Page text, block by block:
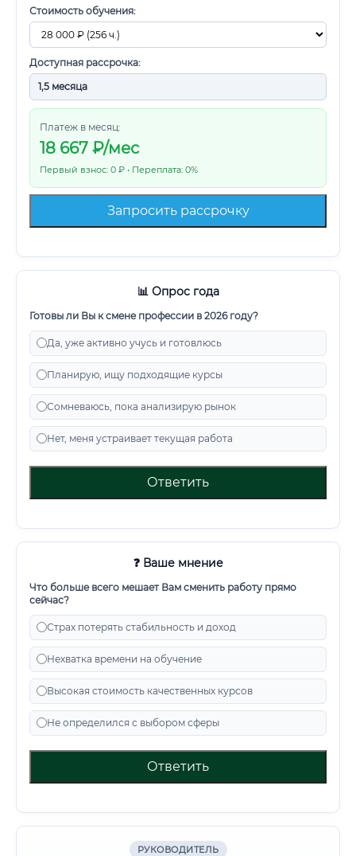
Стоимость обучения:
Доступная рассрочка:
Платеж в месяц:
18 667 ₽/мес
Первый взнос: 0 ₽ • Переплата: 0%
Запросить рассрочку
📊 Опрос года
Готовы ли Вы к смене профессии в 2026 году?
Да, уже активно учусь и готовлюсь
Планирую, ищу подходящие курсы
Сомневаюсь, пока анализирую рынок
Нет, меня устраивает текущая работа
Ответить
❓ Ваше мнение
Что больше всего мешает Вам сменить работу прямо
сейчас?
Страх потерять стабильность и доход
Нехватка времени на обучение
Высокая стоимость качественных курсов
Не определился с выбором сферы
Ответить
РУКОВОДИТЕЛЬ